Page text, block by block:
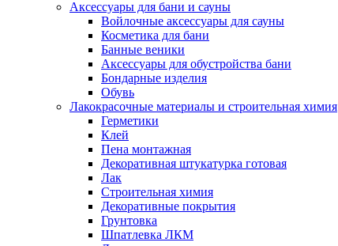
Аксессуары для бани и сауны
Войлочные аксессуары для сауны
Косметика для бани
Банные веники
Аксессуары для обустройства бани
Бондарные изделия
Обувь
Лакокрасочные материалы и строительная химия
Герметики
Клей
Пена монтажная
Декоративная штукатурка готовая
Лак
Строительная химия
Декоративные покрытия
Грунтовка
Шпатлевка ЛКМ